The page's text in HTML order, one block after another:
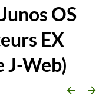
OS
EX
J-Web)
arrow_backward arrow_forward